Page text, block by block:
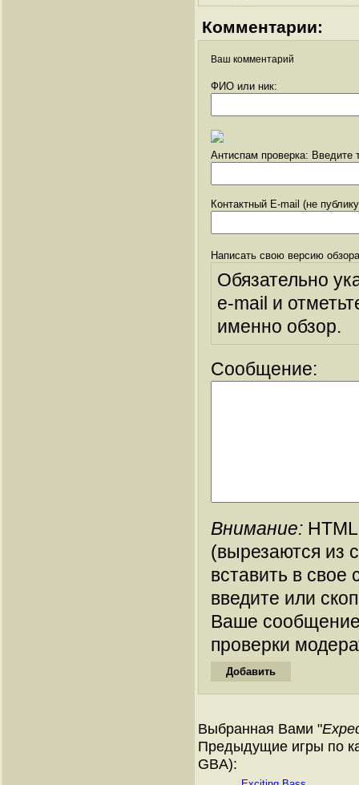
Комментарии:
Ваш комментарий
ФИО или ник:
Антиспам проверка: Введите
Контактный E-mail (не
Написать свою версию
Обязательно
e-mail и
именно обзор.
Сообщение:
Внимание:
(вырезаются из
вставить в
введите или
Ваше
проверки
Выбранная Вами "
Предыдущие игры по
GBA):